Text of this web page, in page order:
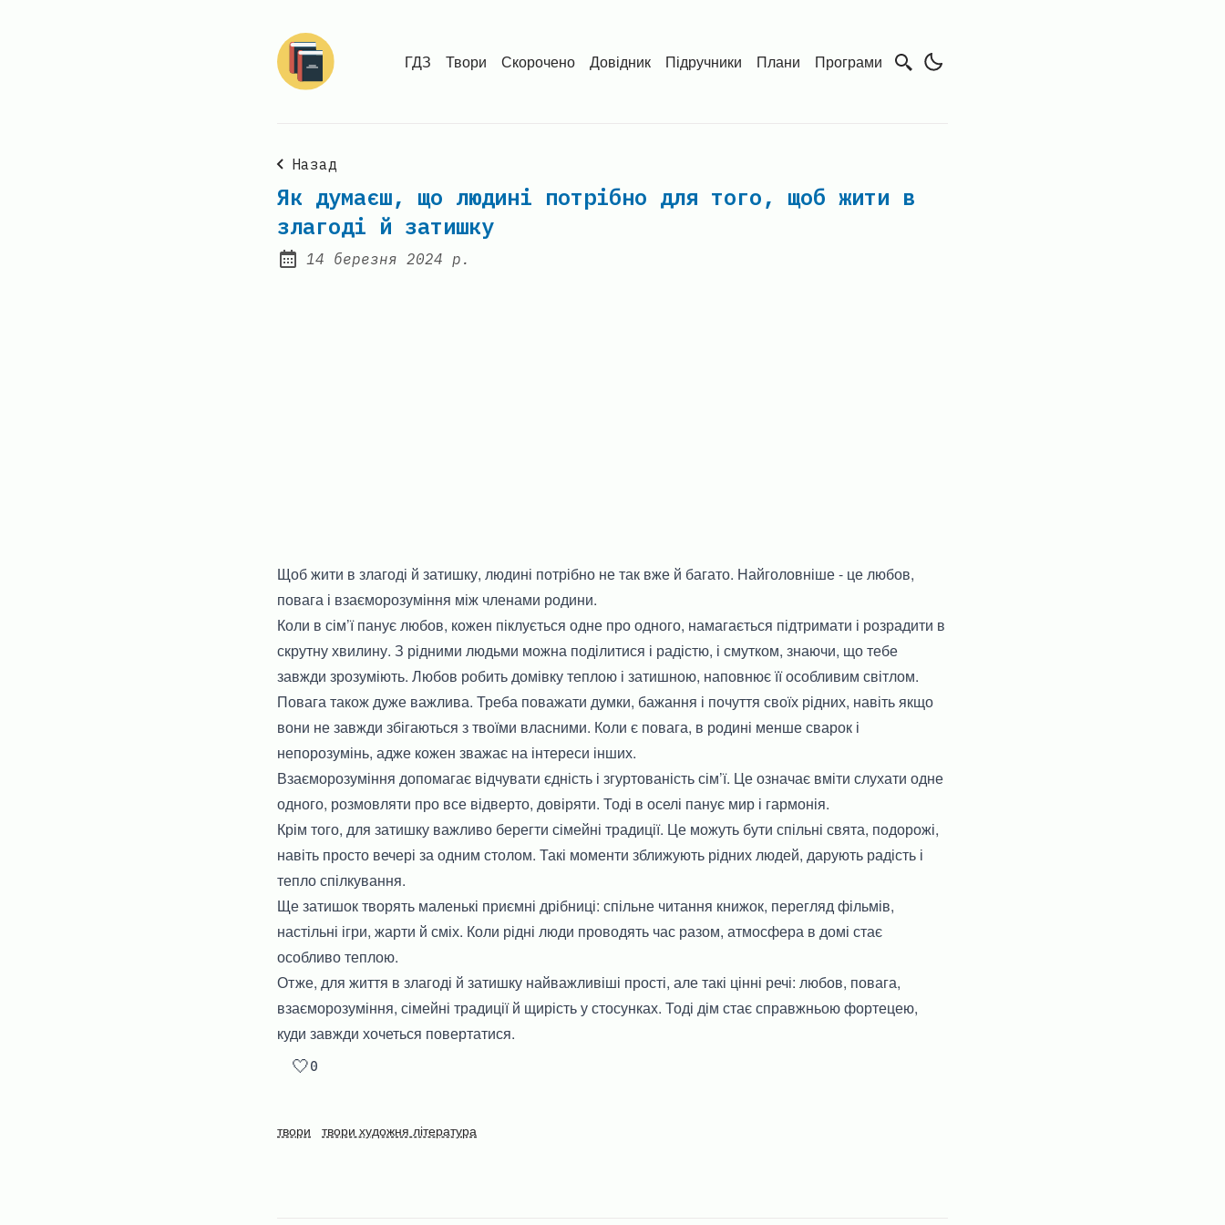
ГДЗ Твори Скорочено Довідник Підручники Плани Програми
Назад
Як думаєш, що людині потрібно для того, щоб жити в
злагоді й затишку
Posted on:
14 березня 2024 р.
Щоб жити в злагоді й затишку, людині потрібно не так вже й багато. Найголовніше - це любов,
повага і взаєморозуміння між членами родини.
Коли в сім’ї панує любов, кожен піклується одне про одного, намагається підтримати і розрадити в
скрутну хвилину. З рідними людьми можна поділитися і радістю, і смутком, знаючи, що тебе
завжди зрозуміють. Любов робить домівку теплою і затишною, наповнює її особливим світлом.
Повага також дуже важлива. Треба поважати думки, бажання і почуття своїх рідних, навіть якщо
вони не завжди збігаються з твоїми власними. Коли є повага, в родині менше сварок і
непорозумінь, адже кожен зважає на інтереси інших.
Взаєморозуміння допомагає відчувати єдність і згуртованість сім’ї. Це означає вміти слухати одне
одного, розмовляти про все відверто, довіряти. Тоді в оселі панує мир і гармонія.
Крім того, для затишку важливо берегти сімейні традиції. Це можуть бути спільні свята, подорожі,
навіть просто вечері за одним столом. Такі моменти зближують рідних людей, дарують радість і
тепло спілкування.
Ще затишок творять маленькі приємні дрібниці: спільне читання книжок, перегляд фільмів,
настільні ігри, жарти й сміх. Коли рідні люди проводять час разом, атмосфера в домі стає
особливо теплою.
Отже, для життя в злагоді й затишку найважливіші прості, але такі цінні речі: любов, повага,
взаєморозуміння, сімейні традиції й щирість у стосунках. Тоді дім стає справжньою фортецею,
куди завжди хочеться повертатися.
🤍0
твори твори художня література